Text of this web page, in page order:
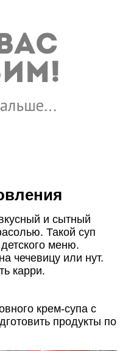
и сытный
Такой суп
меню.
чечевицу или нут.
карри.
крем-супа с
продукты по